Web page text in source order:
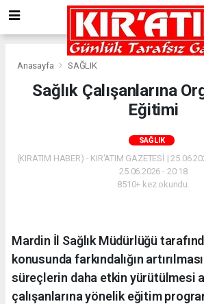
Anasayfa SAĞLIK
Sağlık Çalışanlarına
Eğitimi
SAĞLIK
(KIRATIM HABER) - KIR'ATIM GAZETESİ |
25.06.2026 - 20:18
8510+ kez okundu.
Mardin İl Sağlık Müdürlüğü
konusunda farkındalığın
süreçlerin daha etkin yürütülmesi
çalışanlarına yönelik eğitim